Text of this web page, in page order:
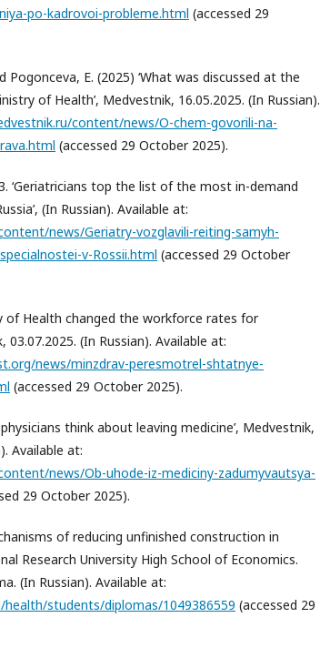
po-kadrovoi-probleme.html (accessed 29
Pogonceva, E. (2025) ‘What was discussed at the
of Health’, Medvestnik, 16.05.2025. (In Russian).
content/news/O-chem-govorili-na-
(accessed 29 October 2025).
‘Geriatricians top the list of the most in-demand
(In Russian). Available at:
news/Geriatry-vozglavili-reiting-samyh-
v-Rossii.html (accessed 29 October
of Health changed the workforce rates for
03.07.2025. (In Russian). Available at:
news/minzdrav-peresmotrel-shtatnye-
(accessed 29 October 2025).
think about leaving medicine’, Medvestnik,
Available at:
news/Ob-uhode-iz-mediciny-zadumyvautsya-
29 October 2025).
of reducing unfinished construction in
Research University High School of Economics.
(In Russian). Available at:
students/diplomas/1049386559 (accessed 29